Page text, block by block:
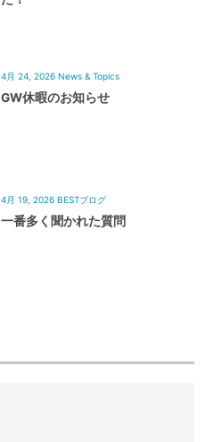
4月 24, 2026 News & Topics
GW休暇のお知らせ
4月 19, 2026 BESTブログ
一番多く聞かれた質問